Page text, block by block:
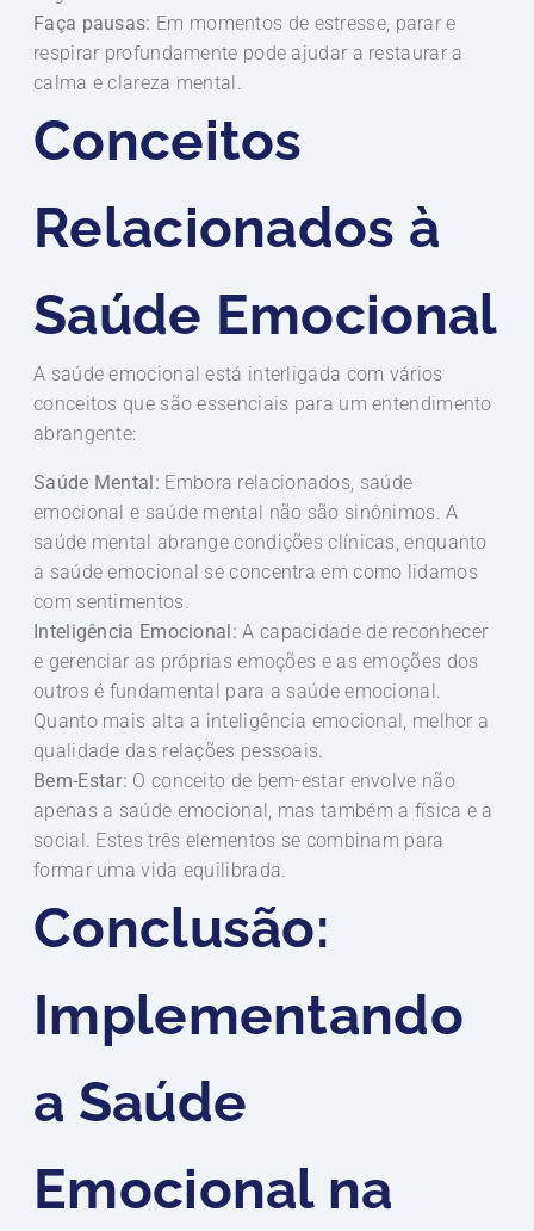
Faça pausas: Em momentos de estresse, parar e
respirar profundamente pode ajudar a restaurar a
calma e clareza mental.
Conceitos
Relacionados à
Saúde Emocional
A saúde emocional está interligada com vários
conceitos que são essenciais para um entendimento
abrangente:
Saúde Mental: Embora relacionados, saúde
emocional e saúde mental não são sinônimos. A
saúde mental abrange condições clínicas, enquanto
a saúde emocional se concentra em como lidamos
com sentimentos.
Inteligência Emocional: A capacidade de reconhecer
e gerenciar as próprias emoções e as emoções dos
outros é fundamental para a saúde emocional.
Quanto mais alta a inteligência emocional, melhor a
qualidade das relações pessoais.
Bem-Estar: O conceito de bem-estar envolve não
apenas a saúde emocional, mas também a física e a
social. Estes três elementos se combinam para
formar uma vida equilibrada.
Conclusão:
Implementando
a Saúde
Emocional na